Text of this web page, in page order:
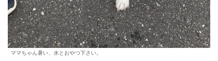
ママちゃん暑い、水とおやつ下さい。